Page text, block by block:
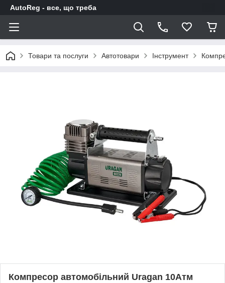
AutoReg - все, що треба
Товари та послуги Автотовари Інструмент
Компресор автомобільний Uragan 10Атм